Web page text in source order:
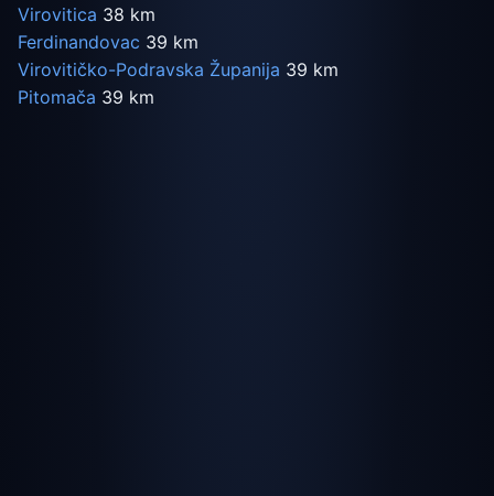
Virovitica 38 km
Ferdinandovac 39 km
Virovitičko-Podravska Županija 39 km
Pitomača 39 km